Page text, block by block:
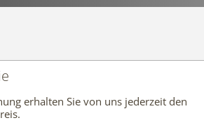
erhalten Sie von uns jederzeit den
wir folgende